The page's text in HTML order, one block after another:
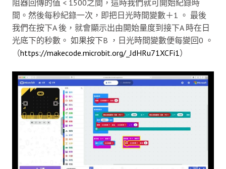
阻器回傳的值 < 1500之間，這時我們就可開始紀錄時
間。然後每秒紀錄一次，即把日光時間變數＋1 。 最後
我們在按下A 後，就會顯示出由開始量度到接下A 時在日
光底下的秒數。 如果按下B ，日光時間變數便每變回0 。
（https://makecode.microbit.org/_JdHRu71XCFi1）